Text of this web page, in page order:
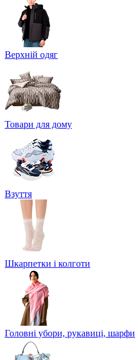
Верхній одяг
Товари для дому
Взуття
Шкарпетки і колготи
Головні убори, рукавиці, шарфи